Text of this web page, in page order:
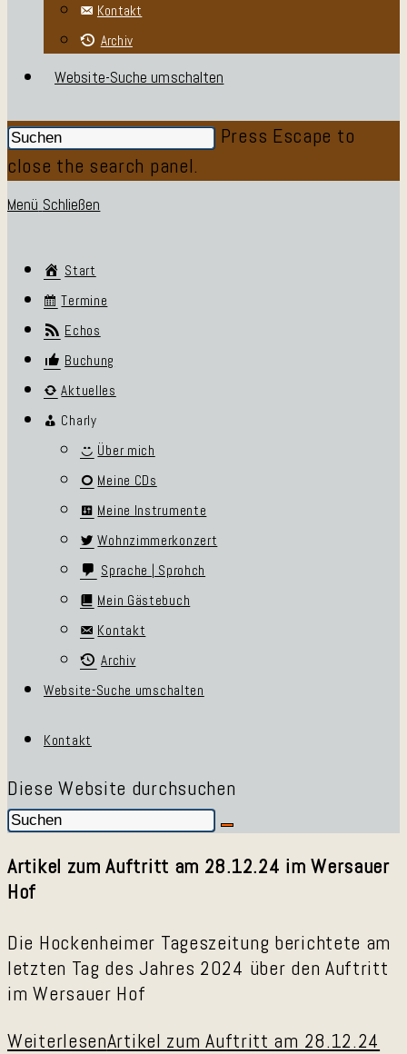
Kontakt
Archiv
Website-Suche umschalten
Press Escape to
close the search panel.
Menü Schließen
Start
Termine
Echos
Buchung
Aktuelles
Charly
Über mich
Meine CDs
Meine Instrumente
Wohnzimmerkonzert
Sprache | Sprohch
Mein Gästebuch
Kontakt
Archiv
Website-Suche umschalten
Kontakt
Diese Website durchsuchen
Artikel zum Auftritt am 28.12.24 im Wersauer
Hof
Die Hockenheimer Tageszeitung berichtete am
letzten Tag des Jahres 2024 über den Auftritt
im Wersauer Hof
WeiterlesenArtikel zum Auftritt am 28.12.24